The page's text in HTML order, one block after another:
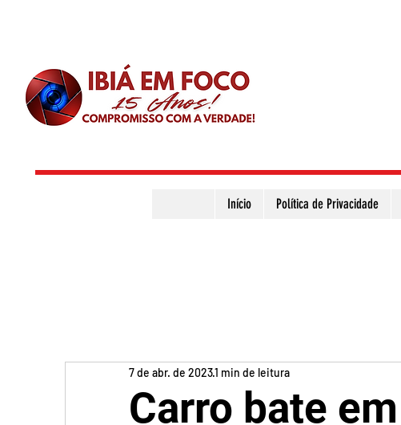
Início Política de Privacidade
Carro bate
7 de abr. de 20231 min de leitura